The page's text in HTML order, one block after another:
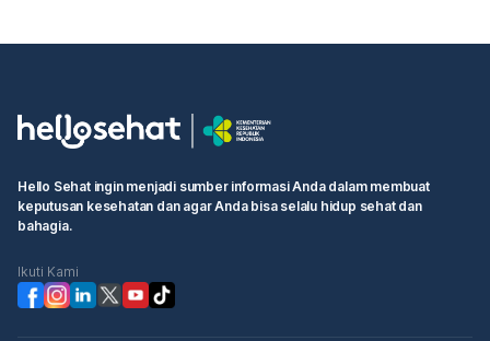
Hello Sehat ingin menjadi sumber informasi Anda dalam membuat
keputusan kesehatan dan agar Anda bisa selalu hidup sehat dan
bahagia.
Ikuti Kami